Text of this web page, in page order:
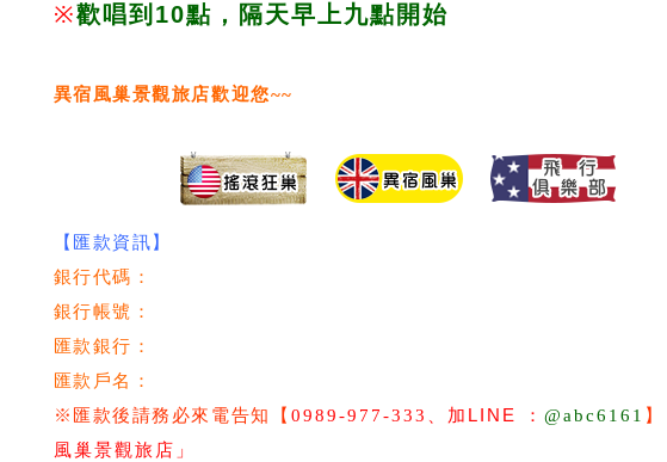
※歡唱到10點，隔天早上九點開始
異宿風巢景觀旅店歡迎您~~
【匯款資訊】
銀行代碼：
銀行帳號：
匯款銀行：
匯款戶名：
※匯款後請務必來電告知
【 0989-977-333、 加LINE ： @abc6161 】
風巢景觀旅店 」